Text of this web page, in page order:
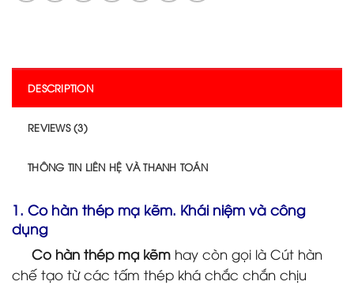
DESCRIPTION
REVIEWS (3)
THÔNG TIN LIÊN HỆ VÀ THANH TOÁN
1. Co hàn thép mạ kẽm. Khái niệm và công
dụng
Co hàn thép mạ kẽm hay còn gọi là Cút hàn
chế tạo từ các tấm thép khá chắc chắn chịu